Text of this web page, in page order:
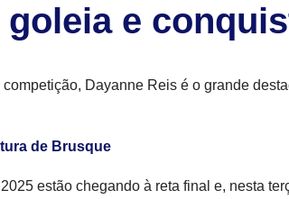
goleia e
Dayanne Reis é o grande
de Brusque
estão chegando à reta final e, nesta